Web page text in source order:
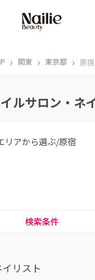
› 関東 › 東京都 › 原宿
ルサロン・ネ
リアから選ぶ/原宿
検索条件
イリスト